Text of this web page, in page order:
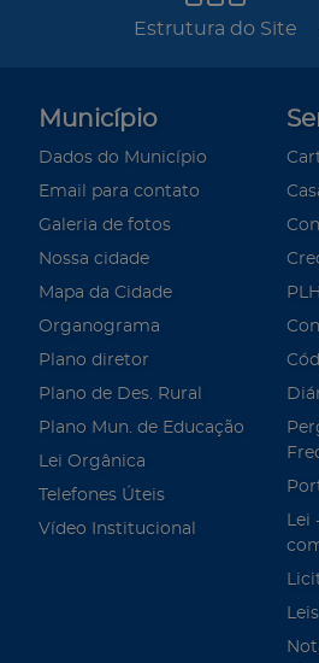
Estrutura do Site
Município
Dados do Município
Email para contato
Galeria de fotos
Nossa cidade
Mapa da Cidade
Organograma
Plano diretor
Plano de Des. Rural
Plano Mun. de Educação
Lei Orgânica
Telefones Úteis
Vídeo Institucional